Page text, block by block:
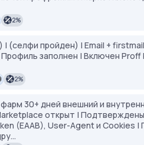
2%
| (селфи пройден) | Email +
заполнен | Включен
2%
30+ дней внешний и
открыт | Подтверждены
(EAAB), User-Agent и Cookies |